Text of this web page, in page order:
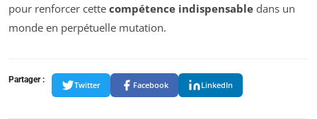
pour renforcer cette compétence indispensable dans un
monde en perpétuelle mutation.
Partager :
Twitter Facebook LinkedIn